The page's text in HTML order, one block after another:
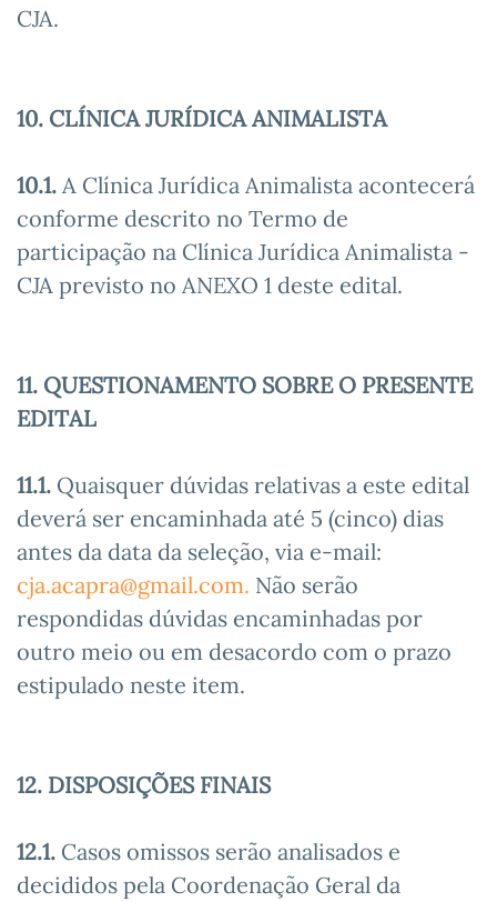
CJA.
10. CLÍNICA JURÍDICA ANIMALISTA
10.1. A Clínica Jurídica Animalista acontecerá
conforme descrito no Termo de
participação na Clínica Jurídica Animalista -
CJA previsto no ANEXO 1 deste edital.
11. QUESTIONAMENTO SOBRE O PRESENTE
EDITAL
11.1. Quaisquer dúvidas relativas a este edital
deverá ser encaminhada até 5 (cinco) dias
antes da data da seleção, via e-mail:
cja.acapra@gmail.com. Não serão
respondidas dúvidas encaminhadas por
outro meio ou em desacordo com o prazo
estipulado neste item.
12. DISPOSIÇÕES FINAIS
12.1. Casos omissos serão analisados e
decididos pela Coordenação Geral da